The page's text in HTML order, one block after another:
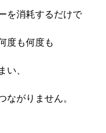
を消耗するだけで
度も何度も
い、
ながりません。